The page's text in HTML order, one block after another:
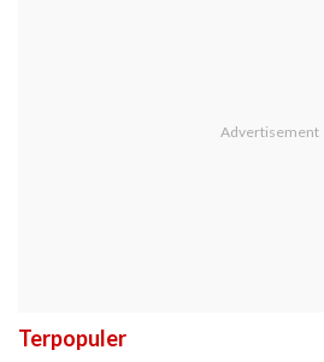
Terpopuler